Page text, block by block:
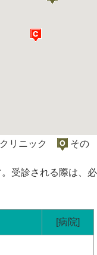
クリニック
その
受診される際は、必
[病院]